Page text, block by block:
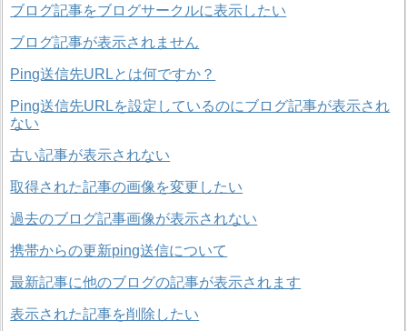
ブログ記事をブログサークルに表示したい
ブログ記事が表示されません
Ping送信先URLとは何ですか？
Ping送信先URLを設定しているのにブログ記事が表示され
ない
古い記事が表示されない
取得された記事の画像を変更したい
過去のブログ記事画像が表示されない
携帯からの更新ping送信について
最新記事に他のブログの記事が表示されます
表示された記事を削除したい